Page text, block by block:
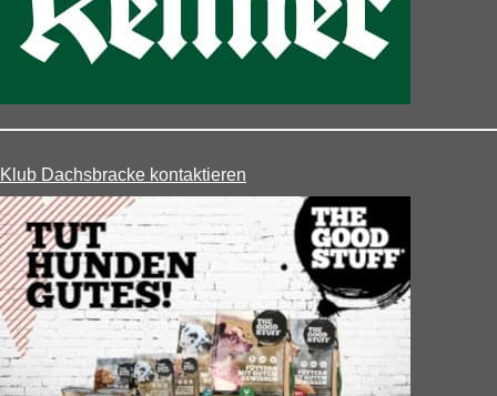
Klub Dachsbracke kontaktieren